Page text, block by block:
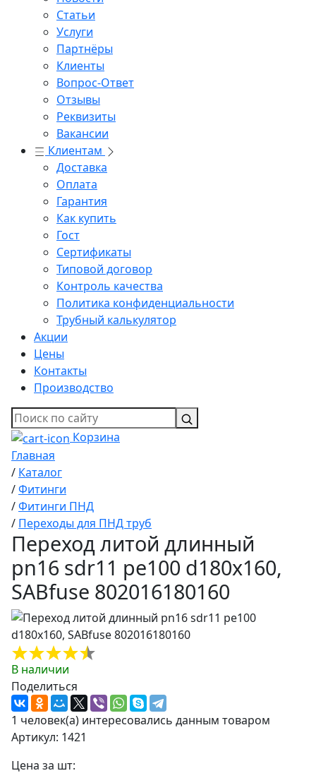
Статьи
Услуги
Партнёры
Клиенты
Вопрос-Ответ
Отзывы
Реквизиты
Вакансии
Клиентам
Доставка
Оплата
Гарантия
Как купить
Гост
Сертификаты
Типовой договор
Контроль качества
Политика конфиденциальности
Трубный калькулятор
Акции
Цены
Контакты
Производство
Корзина
Главная
/ Каталог
/Фитинги
/Фитинги ПНД
/ Переходы для ПНД труб
Переход литой длинный
pn16 sdr11 pe100 d180x160,
SABfuse 802016180160
В наличии
Поделиться
1 человек(а) интересовались данным товаром
Артикул: 1421
Цена за шт: